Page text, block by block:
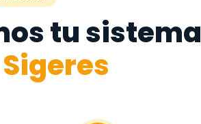
tu sistema